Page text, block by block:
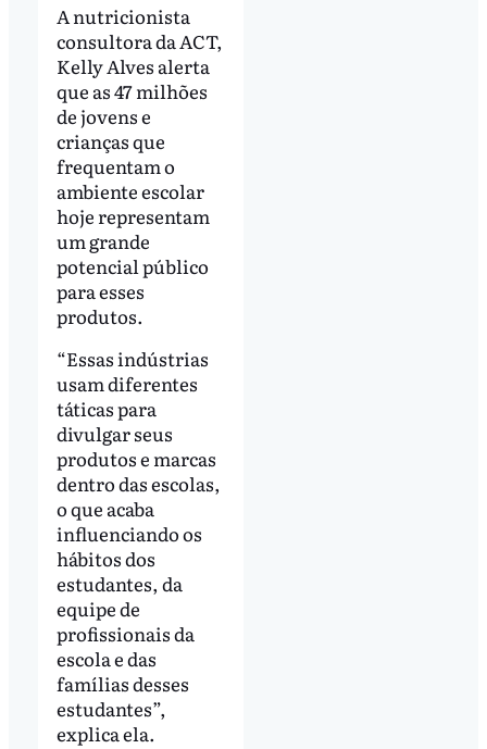
A nutricionista
consultora da ACT,
Kelly Alves alerta
que as 47 milhões
de jovens e
crianças que
frequentam o
ambiente escolar
hoje representam
um grande
potencial público
para esses
produtos.
“Essas indústrias
usam diferentes
táticas para
divulgar seus
produtos e marcas
dentro das escolas,
o que acaba
influenciando os
hábitos dos
estudantes, da
equipe de
profissionais da
escola e das
famílias desses
estudantes”,
explica ela.